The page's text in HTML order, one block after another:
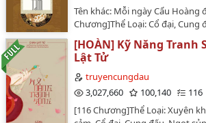
tốt.Trước khi chết, nàng mới
đức cũng không nhất định có
này, nàng muốn sủng quan
tú!Văn án tóm gọn một câu:
của sủng phi hung tàn cuồng
独秀): Chỉ có 1 cây nở hoa. Đây
Quốc, ngụ ý dùng để chỉ người
truyện: 19h - 24h từ thứ hai
Tên khác: Mỗi ngày Cẩu Hoàng
Chương]Thể Loại: Cổ đại, Cung
mặt, Hài hước, Nam cường, Nữ
Lãnh Cung.Người phụ trách: Hy
ÁN]Người nam nhân năm xưa bị
nón xanh hiện giờ đăng cơ vì
đều chờ xem Tần gia gặp xui
cô nương này lớn lên lả lướt
[HOÀN] Kỹ Năng Tranh
Lật Tử
truyencungdau
3,027,660
100,140
116
[116 Chương]Thể Loại: Xuyên